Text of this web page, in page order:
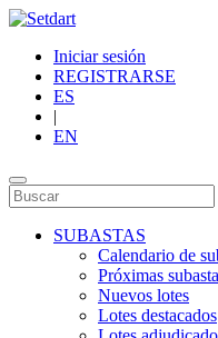
Iniciar sesión
REGISTRARSE
ES
|
EN
SUBASTAS
Calendario de
Próximas
Nuevos lotes
Lotes destacados